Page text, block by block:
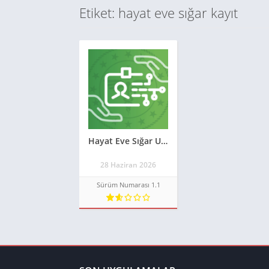
Etiket: hayat eve sığar kayıt
Hayat Eve Sığar Uygulaması – HES-MRZ **GÜNCEL 2026**
28 Haziran 2026
Sürüm Numarası 1.1